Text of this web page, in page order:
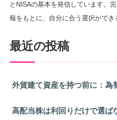
とNISAの基本を発信しています。
報をもとに、自分に合う選択ができ
最近の投稿
外貨建て資産を持つ前に：為
高配当株は利回りだけで選ば